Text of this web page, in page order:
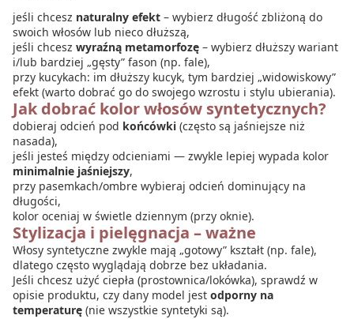
jeśli chcesz naturalny efekt – wybierz długość zbliżoną do
swoich włosów lub nieco dłuższą,
jeśli chcesz wyraźną metamorfozę – wybierz dłuższy wariant
i/lub bardziej „gęsty” fason (np. fale),
przy kucykach: im dłuższy kucyk, tym bardziej „widowiskowy”
efekt (warto dobrać go do swojego wzrostu i stylu ubierania).
Jak dobrać kolor włosów syntetycznych?
dobieraj odcień pod końcówki (często są jaśniejsze niż
nasada),
jeśli jesteś między odcieniami — zwykle lepiej wypada kolor
minimalnie jaśniejszy,
przy pasemkach/ombre wybieraj odcień dominujący na
długości,
kolor oceniaj w świetle dziennym (przy oknie).
Stylizacja i pielęgnacja – ważne
Włosy syntetyczne zwykle mają „gotowy” kształt (np. fale),
dlatego często wyglądają dobrze bez układania.
Jeśli chcesz użyć ciepła (prostownica/lokówka), sprawdź w
opisie produktu, czy dany model jest odporny na
temperaturę (nie wszystkie syntetyki są).